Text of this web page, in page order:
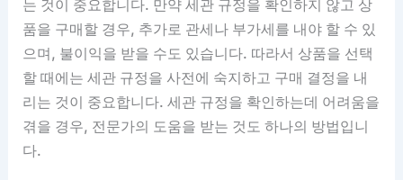
는 것이 중요합니다. 만약 세관 규정을 확인하지 않고 상
품을 구매할 경우, 추가로 관세나 부가세를 내야 할 수 있
으며, 불이익을 받을 수도 있습니다. 따라서 상품을 선택
할 때에는 세관 규정을 사전에 숙지하고 구매 결정을 내
리는 것이 중요합니다. 세관 규정을 확인하는데 어려움을
겪을 경우, 전문가의 도움을 받는 것도 하나의 방법입니
다.